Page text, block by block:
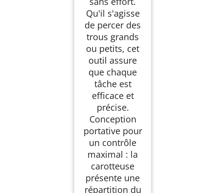
Qu'il s'agisse
de percer des
trous grands
ou petits, cet
outil assure
que chaque
tâche est
efficace et
précise.
Conception
portative pour
un contrôle
maximal : la
carotteuse
présente une
répartition du